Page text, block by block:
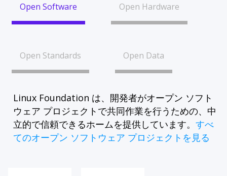
Open Software Open Hardware
Open Standards Open Data
Linux Foundation は、開発者がオープン ソフト
ウェア プロジェクトで共同作業を行うための、中
立的で信頼できるホームを提供しています。 すべ
てのオープン ソフトウェア プロジェクトを見る